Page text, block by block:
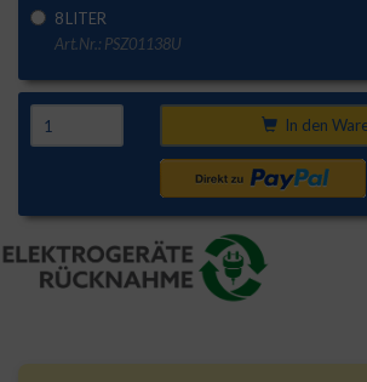
8 LITER
Art.Nr.: PSZ01138U
In den